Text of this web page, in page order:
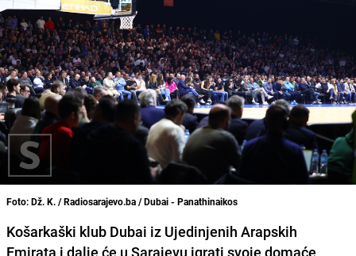
Foto: Dž. K. / Radiosarajevo.ba / Dubai - Panathinaikos
Košarkaški klub Dubai iz Ujedinjenih Arapskih
Emirata i dalje će u Sarajevu igrati svoje domaće